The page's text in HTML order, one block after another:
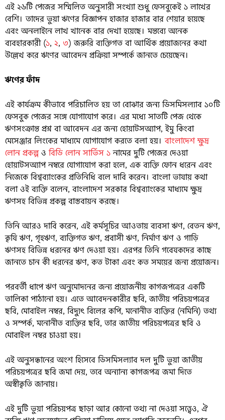
এই ২৬টি পেজের সম্মিলিত অনুসারী সংখ্যা শুধু ফেসবুকেই ১ লাখের
বেশি। তাদের ভুয়া ঋণের বিজ্ঞাপন হাজার হাজার বার শেয়ার হয়েছে
এবং অনলাইনে লাখ খানেক বার দেখা হয়েছে। মন্তব্যে অনেক
ব্যবহারকারী (১, ২, ৩) জরুরি ব্যক্তিগত বা আর্থিক প্রয়োজনের কথা
উল্লেখ করে ঋণের আবেদন প্রক্রিয়া সম্পর্কে জানতে চেয়েছেন।
ঋণের ফাঁদ
এই কার্যক্রম কীভাবে পরিচালিত হয় তা বোঝার জন্য ডিসমিসল্যাব ১০টি
ফেসবুক পেজের সঙ্গে যোগাযোগ করে। এর মধ্যে সাতটি পেজ থেকে
ঋণসংক্রান্ত প্রশ্ন বা আবেদন এর জন্য হোয়াটসঅ্যাপ, ইমু কিংবা
মেসেঞ্জার লিংকের মাধ্যমে যোগাযোগ করতে বলা হয়।বাংলাদেশ ক্ষুদ্র
লোন প্রকল্পওবিডি লোন সার্ভিস ১নামের দুটি পেজের দেওয়া
হোয়াটসঅ্যাপ নম্বরে যোগাযোগ করা হলে, এক ব্যক্তি ফোন ধরেন এবং
নিজেকে বিশ্বব্যাংকের প্রতিনিধি বলে দাবি করেন। বাংলা ভাষায় কথা
বলা ওই ব্যক্তি বলেন, বাংলাদেশ সরকার বিশ্বব্যাংকের মাধ্যমে ক্ষুদ্র
ঋণসহ বিভিন্ন প্রকল্প বাস্তবায়ন করছে।
তিনি আরও দাবি করেন, এই কর্মসূচির আওতায় ব্যবসা ঋণ, বেতন ঋণ,
কৃষি ঋণ, গৃহঋণ, ব্যক্তিগত ঋণ, প্রবাসী ঋণ, নির্মাণ ঋণ ও গাড়ি
ঋণসহ বিভিন্ন ধরনের ঋণ দেওয়া হয়। এরপর তিনি গবেষকদের কাছে
জানতে চান কী ধরনের ঋণ, কত টাকা এবং কত সময়ের জন্য প্রয়োজন।
পরবর্তী ধাপে ঋণ অনুমোদনের জন্য প্রয়োজনীয় কাগজপত্রের একটি
তালিকা পাঠানো হয়। এতে আবেদনকারীর ছবি, জাতীয় পরিচয়পত্রের
ছবি, মোবাইল নম্বর, বিদ্যুৎ বিলের কপি, মনোনীত ব্যক্তির (নমিনি) তথ্য
ও সম্পর্ক, মনোনীত ব্যক্তির ছবি, তার জাতীয় পরিচয়পত্রের ছবি ও
মোবাইল নম্বর চাওয়া হয়।
এই অনুসন্ধানের অংশ হিসেবে ডিসমিসল্যাব দল দুটি ভুয়া জাতীয়
পরিচয়পত্রের ছবি জমা দেয়, তবে অন্যান্য কাগজপত্র জমা দিতে
অস্বীকৃতি জানায়।
এই দুটি ভুয়া পরিচয়পত্র ছাড়া আর কোনো তথ্য না দেওয়া সত্ত্বেও, ঐ